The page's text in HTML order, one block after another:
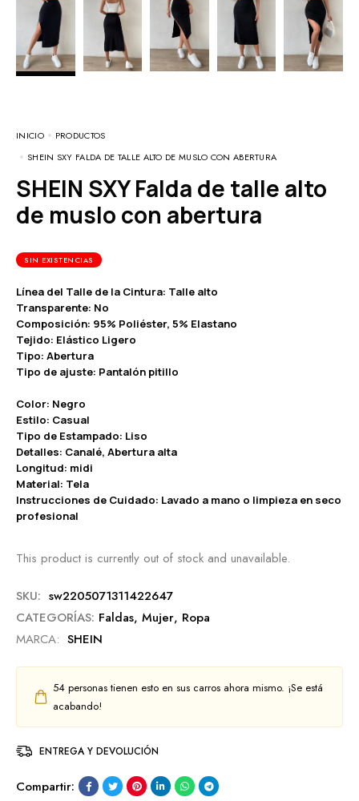
INICIO
PRODUCTOS
SHEIN SXY FALDA DE TALLE ALTO DE MUSLO CON ABERTURA
SHEIN SXY Falda de talle alto
de muslo con abertura
SIN EXISTENCIAS
Línea del Talle de la Cintura: Talle alto
Transparente: No
Composición: 95% Poliéster, 5% Elastano
Tejido: Elástico Ligero
Tipo: Abertura
Tipo de ajuste: Pantalón pitillo
Color: Negro
Estilo: Casual
Tipo de Estampado: Liso
Detalles: Canalé, Abertura alta
Longitud: midi
Material: Tela
Instrucciones de Cuidado: Lavado a mano o limpieza en seco
profesional
This product is currently out of stock and unavailable.
SKU: sw2205071311422647
CATEGORÍAS: Faldas, Mujer, Ropa
MARCA: SHEIN
54 personas tienen esto en sus carros ahora mismo. ¡Se está
acabando!
ENTREGA Y DEVOLUCIÓN
Compartir: